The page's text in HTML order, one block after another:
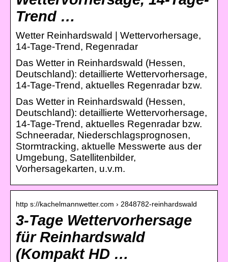
Trend …
Wetter Reinhardswald | Wettervorhersage,
14-Tage-Trend, Regenradar
Das Wetter in Reinhardswald (Hessen,
Deutschland): detaillierte Wettervorhersage,
14-Tage-Trend, aktuelles Regenradar bzw.
Das Wetter in Reinhardswald (Hessen,
Deutschland): detaillierte Wettervorhersage,
14-Tage-Trend, aktuelles Regenradar bzw.
Schneeradar, Niederschlagsprognosen,
Stormtracking, aktuelle Messwerte aus der
Umgebung, Satellitenbilder,
Vorhersagekarten, u.v.m.
http s://kachelmannwetter.com › 2848782-reinhardswald
3-Tage Wettervorhersage
für Reinhardswald
(Kompakt HD …